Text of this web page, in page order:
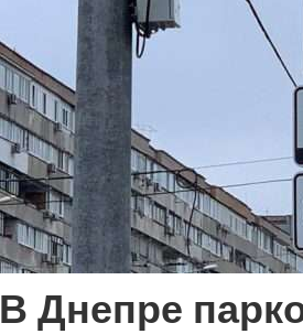
В Днепре